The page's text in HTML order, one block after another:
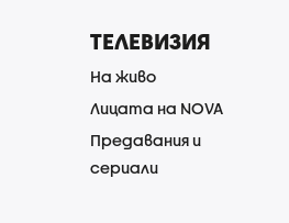
ТЕЛЕВИЗИЯ
На живо
Лицата на NOVA
Предавания и
сериали